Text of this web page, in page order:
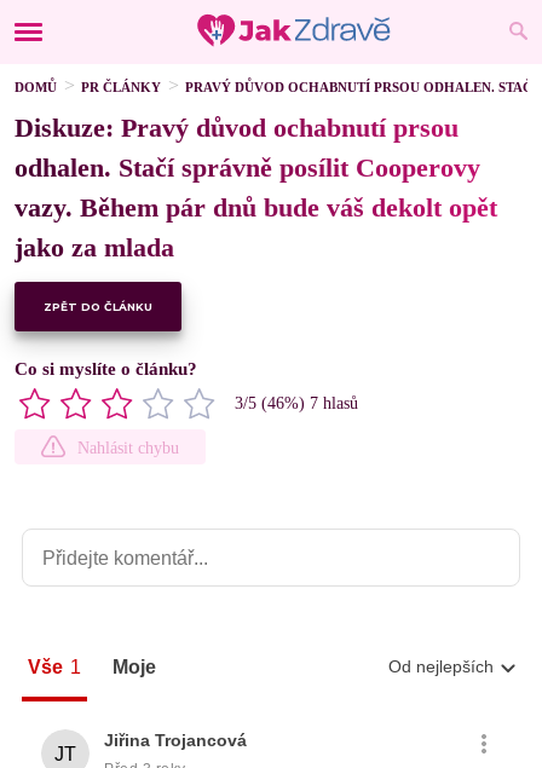
DOMŮ PR ČLÁNKY PRAVÝ DŮVOD OCHABNUTÍ PRSOU ODHALEN.
Diskuze: Pravý důvod ochabnutí prsou
odhalen. Stačí správně posílit Cooperovy
vazy. Během pár dnů bude váš dekolt opět
jako za mlada
ZPĚT DO ČLÁNKU
Co si myslíte o článku?
3/5 (46%) 7 hlasů
Nahlásit chybu